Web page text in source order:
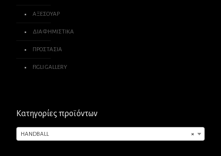
ΑΞΕΣΟΥΑΡ
ΔΙΑΦΗΜΙΣΤΙΚΑ
ΠΡΟΣΤΑΣΙΑ
FIGLI GALLERY
Κατηγορίες προϊόντων
×
HANDBALL